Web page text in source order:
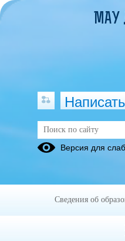
Положения о
БЕЗОПАСНОСТИ
МАУ
Версия для
Сведения об